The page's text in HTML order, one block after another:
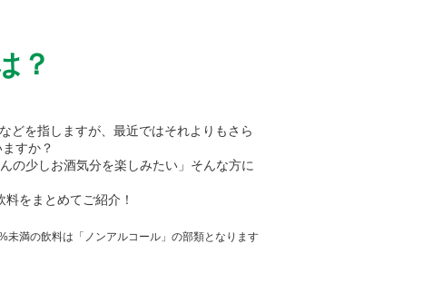
？
どを指しますが、最近ではそれよりもさら
すか？
の少しお酒気分を楽しみたい」そんな方に
をまとめてご紹介！
満の飲料は「ノンアルコール」の部類となります